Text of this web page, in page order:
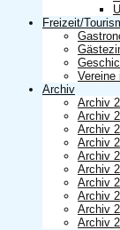
Freizeit/
Vereine
Archiv
Archiv
Archiv
Archiv
Archiv
Archiv
Archiv
Archiv
Archiv
Archiv
Archiv